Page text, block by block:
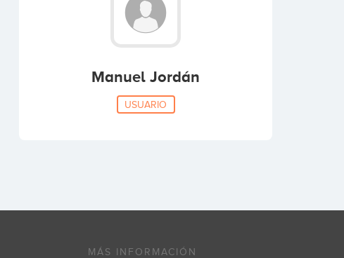
Manuel Jordán
USUARIO
MÁS INFORMACIÓN